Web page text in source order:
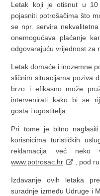
Letak koji je otisnut u 10
pojasniti potrošačima što
se npr. servira
onemogućava plaćanje
odgovarajuću vrijednost za
Letak domaće i inozemne
sličnim situacijama poziva
brzo i efikasno može
intervenirati kako bi se
gosta i ugostitelja.
Pri tome je bitno
korisnicima turističkih
reklamacija već neko
www.potrosac.hr
, pod
Izdavanje ovih letaka
suradnje između Udruge i